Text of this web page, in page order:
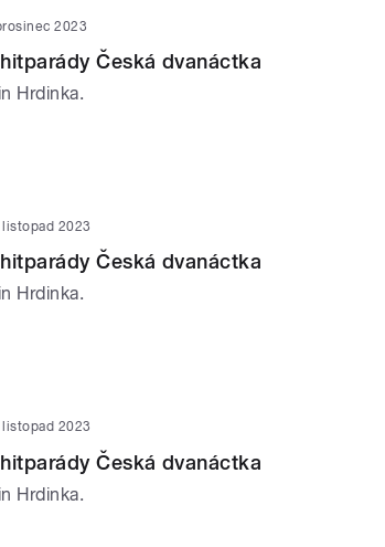
2023
Česká dvanáctka
Hrdinka.
listopad 2023
Česká dvanáctka
Hrdinka.
listopad 2023
Česká dvanáctka
Hrdinka.